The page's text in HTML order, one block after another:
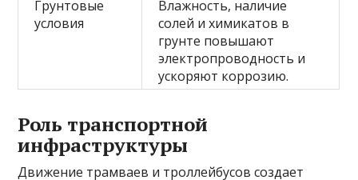
Грунтовые
условия
Влажность, наличие
солей и химикатов в
грунте повышают
электропроводность и
ускоряют коррозию.
Роль транспортной
инфраструктуры
Движение трамваев и троллейбусов создает